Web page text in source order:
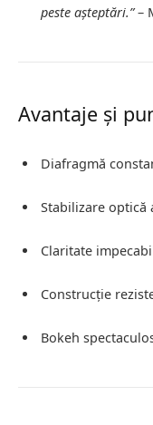
peste așteptări.”–
Avantaje și
Diafragmă
Stabilizare optică
Claritate
Construcție
Bokeh